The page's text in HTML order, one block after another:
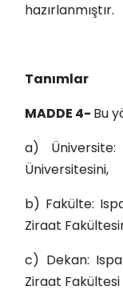
hazırlanmıştır.
Tanımlar
MADDE 4- Bu
a) Üniversite:
Üniversitesini,
b) Fakülte:
Ziraat
c) Dekan:
Ziraat Fakültesi